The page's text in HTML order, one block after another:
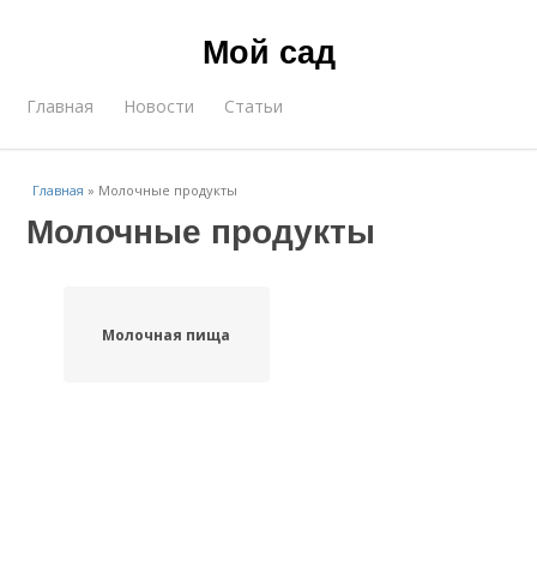
Мой сад
Главная Новости Статьи
Главная » Молочные продукты
Молочные продукты
Молочная пища